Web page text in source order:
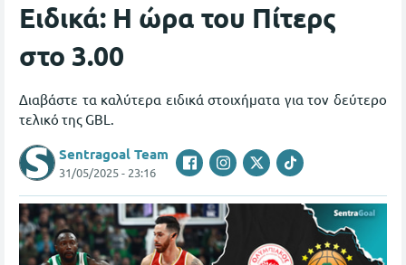
Ειδικά: Η ώρα του Πίτερς
στο 3.00
Διαβάστε τα καλύτερα ειδικά στοιχήματα για τον δεύτερο
τελικό της GBL.
Sentragoal Team
31/05/2025 - 23:16